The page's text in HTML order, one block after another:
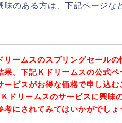
のある方は、下記ページな
リームスのスプリングセールの
果、下記Ｋドリームスの公式ペ
ービスがお得な価格で申し込む
ドリームスのサービスに興味
考にされてみてはいかがでしょ